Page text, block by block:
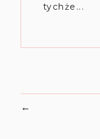
tychże...
←